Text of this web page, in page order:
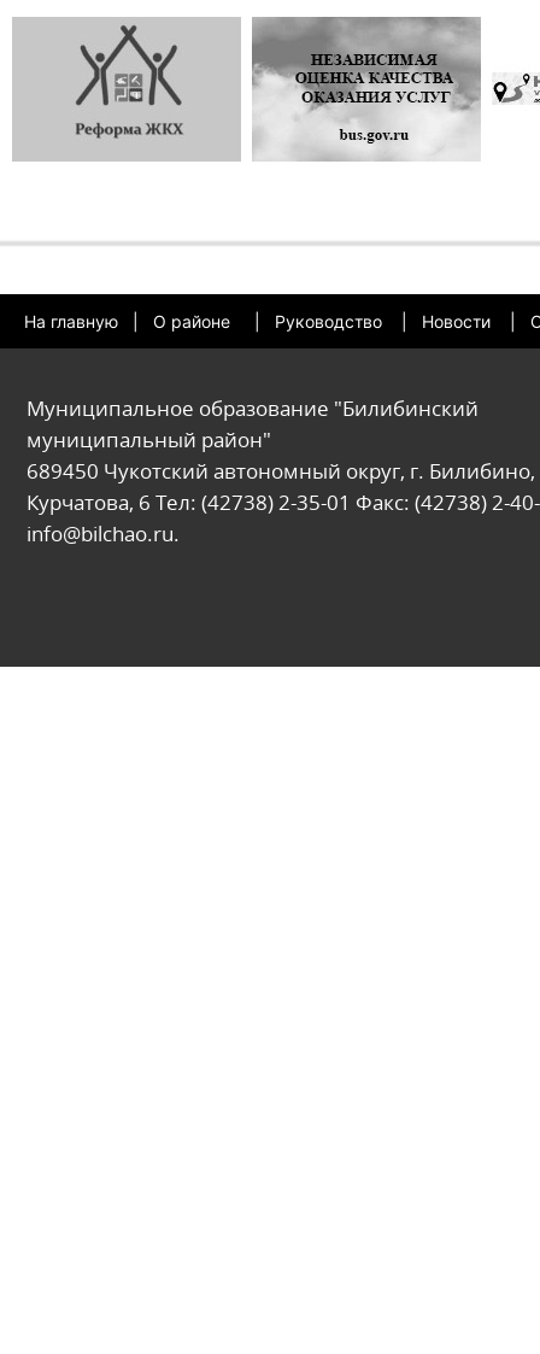
На главную О районе Руководство Новости
Муниципальное образование "Билибинский
муниципальный район"
689450 Чукотский автономный округ, г. Билибино,
Курчатова, 6 Тел: (42738) 2-35-01 Факс: (42738) 2-
info@bilchao.ru.